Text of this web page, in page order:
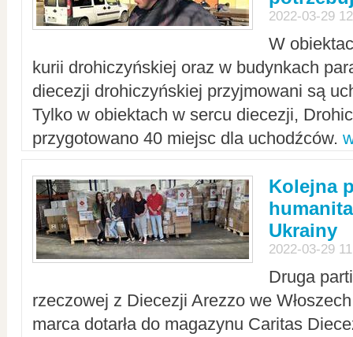
2022-03-29
W
kurii drohiczyńskiej oraz w budynkach
diecezji drohiczyńskiej przyjmowani są
Tylko w obiektach w sercu diecezji,
przygotowano 40 miejsc dla uchodźców.
Kolejna
Ukrainy
2022-03-29
Druga
rzeczowej z Diecezji Arezzo we
marca dotarła do magazynu Caritas